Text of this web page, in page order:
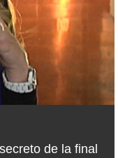
de la final